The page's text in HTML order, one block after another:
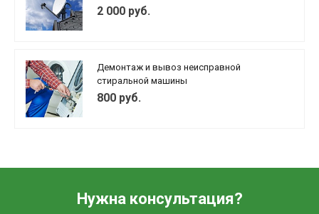
2 000 руб.
Демонтаж и вывоз неисправной
стиральной машины
800 руб.
Нужна консультация?